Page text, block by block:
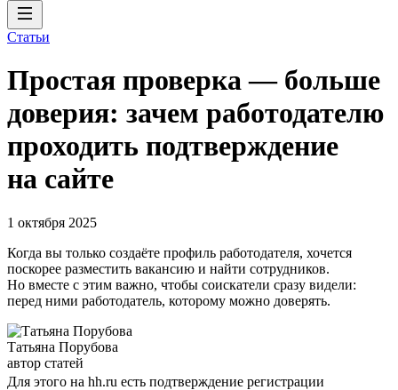
Статьи
Простая проверка — больше
доверия: зачем работодателю
проходить подтверждение
на сайте
1 октября 2025
Когда вы только создаёте профиль работодателя, хочется
поскорее разместить вакансию и найти сотрудников.
Но вместе с этим важно, чтобы соискатели сразу видели:
перед ними работодатель, которому можно доверять.
Татьяна Порубова
автор статей
Для этого на hh.ru есть подтверждение регистрации